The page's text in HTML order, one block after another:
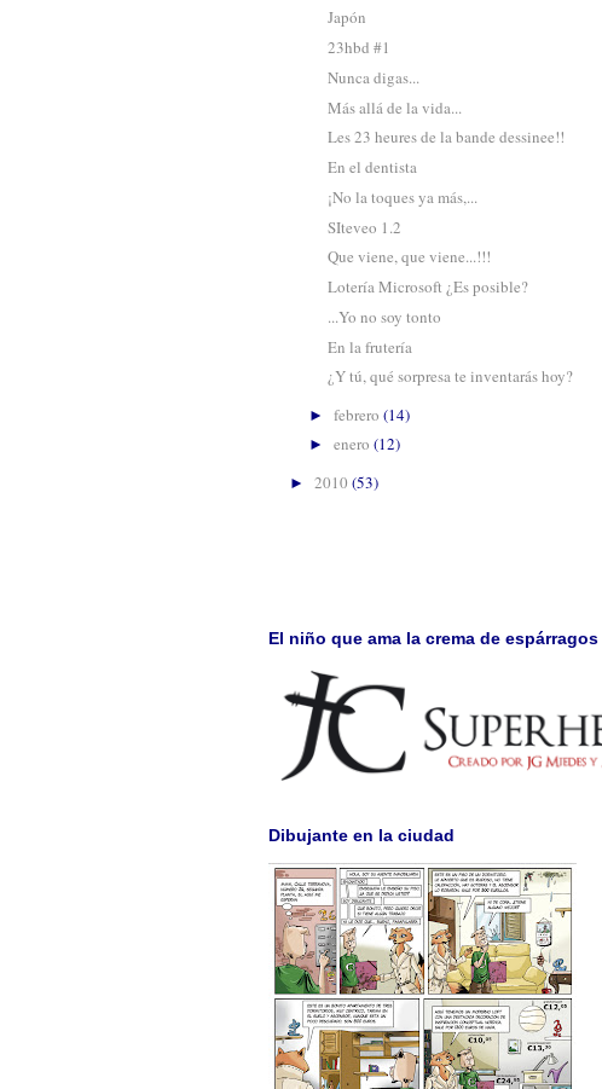
Japón
23hbd #1
Nunca digas...
Más allá de la vida...
Les 23 heures de la bande dessinee!!
En el dentista
¡No la toques ya más,...
SIteveo 1.2
Que viene, que viene...!!!
Lotería Microsoft ¿Es posible?
...Yo no soy tonto
En la frutería
¿Y tú, qué sorpresa te inventarás hoy?
► febrero (14)
► enero (12)
► 2010 (53)
El niño que ama la crema de
Dibujante en la ciudad